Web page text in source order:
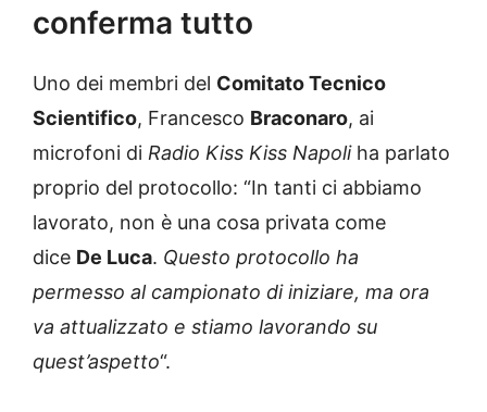
conferma tutto
Uno dei membri del Comitato Tecnico
Scientifico, Francesco Braconaro, ai
microfoni di Radio Kiss Kiss Napoliha parlato
proprio del protocollo: “In tanti ci abbiamo
lavorato, non è una cosa privata come
dice De Luca. Questo protocollo ha
permesso al campionato di iniziare, ma ora
va attualizzato e stiamo lavorando su
quest’aspetto“.